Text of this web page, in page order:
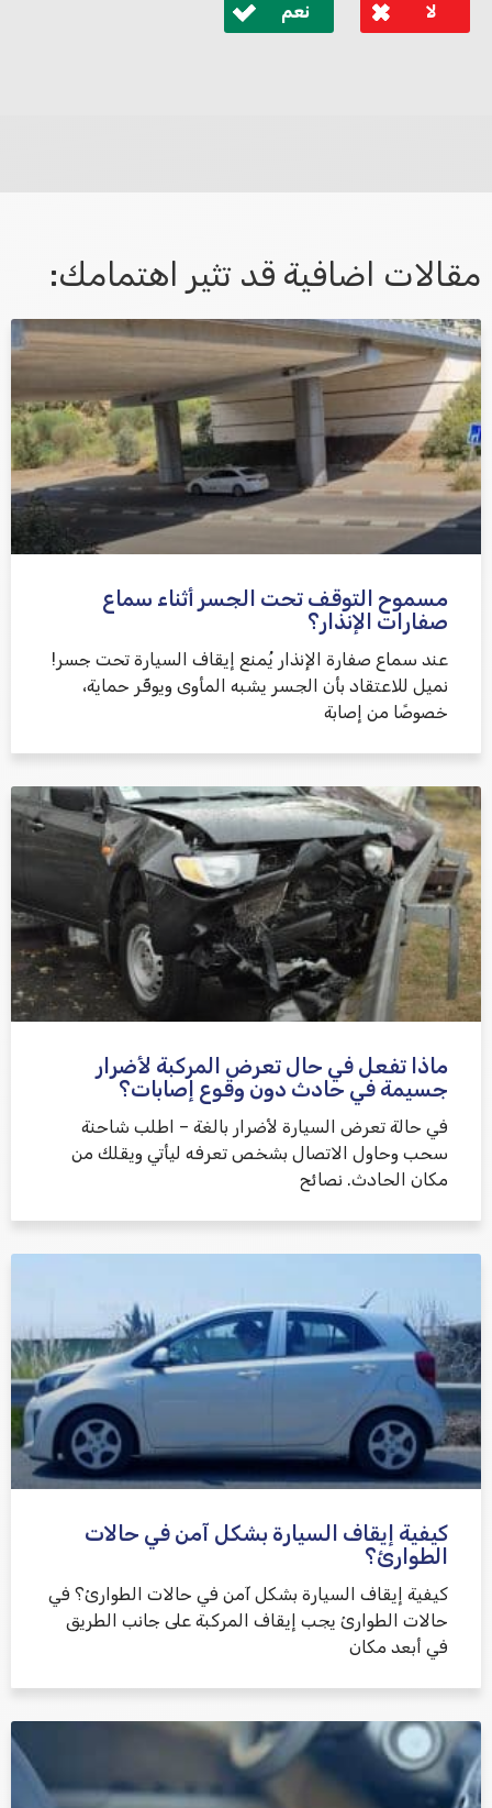
لا نعم
אני מאשר/ת קבלת דיוור במייל ושימוש בפרטים בהתאם
למדיניות הפרטיות
שלח משוב
مقالات اضافية قد تثير اهتمامك:
مسموح التوقف تحت الجسر أثناء سماع
صفارات الإنذار؟
عند سماع صفارة الإنذار يُمنع إيقاف السيارة تحت جسر!
نميل للاعتقاد بأن الجسر يشبه المأوى ويوفّر حماية،
خصوصًا من إصابة
ماذا تفعل في حال تعرض المركبة لأضرار
جسيمة في حادث دون وقوع إصابات؟
في حالة تعرض السيارة لأضرار بالغة – اطلب شاحنة
سحب وحاول الاتصال بشخص تعرفه ليأتي ويقلك من
مكان الحادث. نصائح
كيفية إيقاف السيارة بشكل آمن في حالات
الطوارئ؟
كيفية إيقاف السيارة بشكل آمن في حالات الطوارئ؟ في
حالات الطوارئ يجب إيقاف المركبة على جانب الطريق
في أبعد مكان